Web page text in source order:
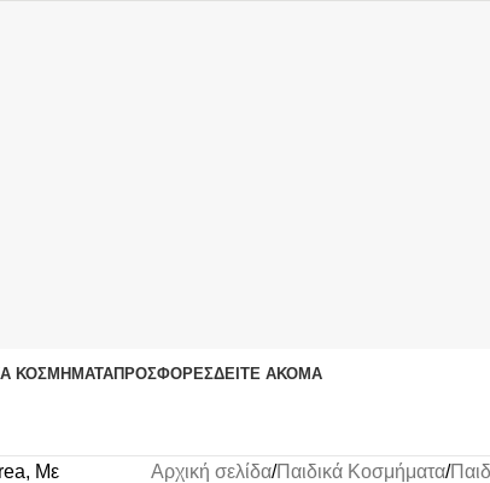
ΚΟΣΜΉΜΑΤΑΠΡΟΣΦΟΡΈΣΔΕΊΤΕ ΑΚΌΜΑ
Αρχική σελίδα Παιδικά Κοσμήματα